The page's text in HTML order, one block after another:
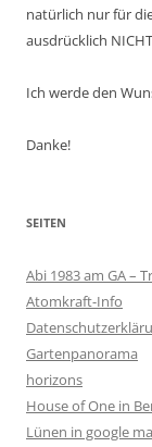
natürlich nur für
ausdrücklich
Ich werde den
Danke!
SEITEN
Abi 1983 am GA –
Atomkraft-Info
Gartenpanorama
horizons
House of One in
Lünen in google